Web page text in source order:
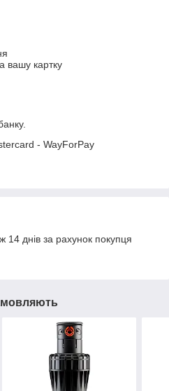
вашу картку
- WayForPay
днів за рахунок покупця